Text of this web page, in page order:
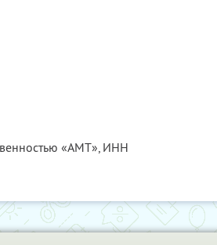
«АМТ»,ИНН